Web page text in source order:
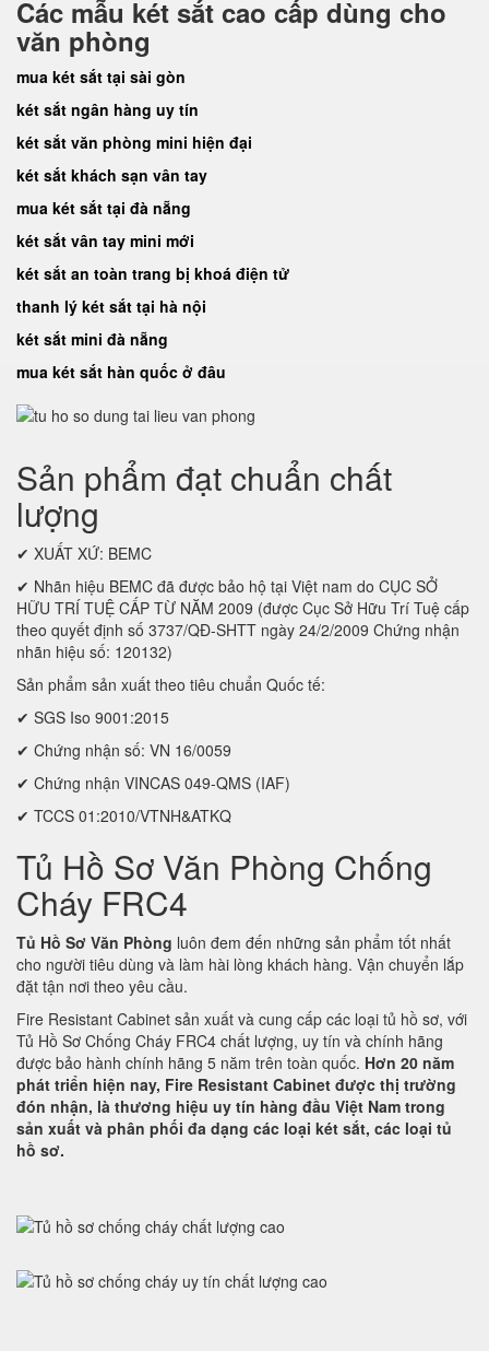
Các mẫu két sắt cao cấp dùng cho
văn phòng
mua két sắt tại sài gòn
két sắt ngân hàng uy tín
két sắt văn phòng mini hiện đại
két sắt khách sạn vân tay
mua két sắt tại đà nẵng
két sắt vân tay mini mới
két sắt an toàn trang bị khoá điện tử
thanh lý két sắt tại hà nội
két sắt mini đà nẵng
mua két sắt hàn quốc ở đâu
Sản phẩm đạt chuẩn chất
lượng
✔ XUẤT XỨ: BEMC
✔ Nhãn hiệu BEMC đã được bảo hộ tại Việt nam do CỤC SỞ
HỮU TRÍ TUỆ CẤP TỪ NĂM 2009 (được Cục Sở Hữu Trí Tuệ cấp
theo quyết định số 3737/QĐ-SHTT ngày 24/2/2009 Chứng nhận
nhãn hiệu số: 120132)
Sản phẩm sản xuất theo tiêu chuẩn Quốc tế:
✔ SGS Iso 9001:2015
✔ Chứng nhận số: VN 16/0059
✔ Chứng nhận VINCAS 049-QMS (IAF)
✔ TCCS 01:2010/VTNH&ATKQ
Tủ Hồ Sơ Văn Phòng Chống
Cháy FRC4
Tủ Hồ Sơ Văn Phòng luôn đem đến những sản phẩm tốt nhất
cho người tiêu dùng và làm hài lòng khách hàng. Vận chuyển lắp
đặt tận nơi theo yêu cầu.
Fire Resistant Cabinet sản xuất và cung cấp các loại tủ hồ sơ, với
Tủ Hồ Sơ Chống Cháy FRC4 chất lượng, uy tín và chính hãng
được bảo hành chính hãng 5 năm trên toàn quốc. Hơn 20 năm
phát triển hiện nay, Fire Resistant Cabinet được thị trường
đón nhận, là thương hiệu uy tín hàng đầu Việt Nam trong
sản xuất và phân phối đa dạng các loại két sắt, các loại tủ
hồ sơ.